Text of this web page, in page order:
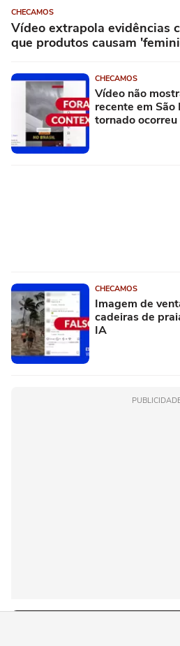
CHECAMOS
Vídeo extrapola evidências
que produtos causam
CHECAMOS
Vídeo não
recente em
tornado
CHECAMOS
Imagem de
cadeiras de
IA